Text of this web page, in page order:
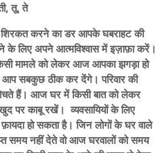
तू, ते
शिरकत करने का डर आपके घबराहट की
लिए अपने आत्मविश्वास में इज़ाफ़ा करें।
मामले को लेकर आज आपका झगड़ा हो
आप सबकुछ ठीक कर देंगे। परिवार की
हैं। आज घर में किसी बात को लेकर
पर काबू रखें। व्यवसायियों के लिए
हो सकता है। जिन लोगों के घर वाले
समय नहीं देते वो आज घरवालों को समय